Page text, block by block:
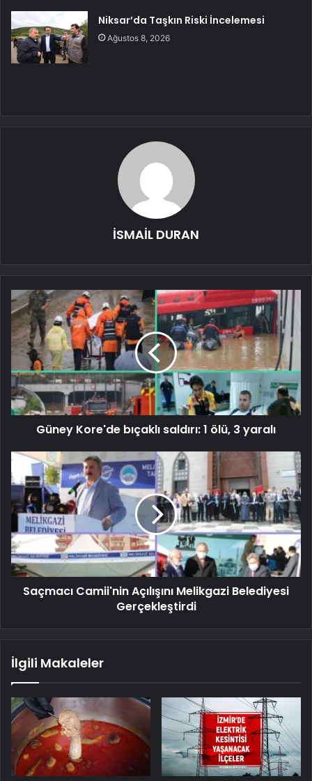
Niksar’da Taşkın Riski İncelemesi
Ağustos 8, 2026
İSMAİL DURAN
Güney Kore'de bıçaklı saldırı: 1 ölü, 3 yaralı
Saçmacı Camii'nin Açılışını Melikgazi Belediyesi
Gerçekleştirdi
İlgili Makaleler